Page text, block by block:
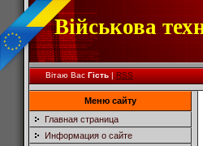
Військова
Вітаю Вас Гість|RSS
Меню сайту
Главная страница
Информация о сайте